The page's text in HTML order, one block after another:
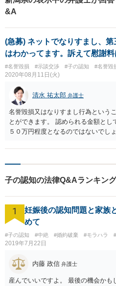
&A
(急募) ネットでなりすまし、
はわかってます。訴えて慰謝
#名誉毀損 #示談交渉 #子の認知 #名誉毀
2020年08月11日(火)
清水 祐太郎 弁護士
名誉毀損又はなりすまし行為という
とができます。 認められる金額とし
５０万円程度となるのではないでし
には、認められた慰謝料の１割しか
とのことですが、上記のとおり弁護
れば、まずはご自身で慰謝料を求め
でも合意することが難しく、裁判を
費用を払ってでも（最初は自分で負
子の認知の法律Q&Aランキング
1
妊娠後の認知問題と家族
めて
#子の認知 #中絶 #婚約破棄 #モラハラ
2019年7月22日
内藤 政信 弁護士
産んでいいですよ。 最後の機会か